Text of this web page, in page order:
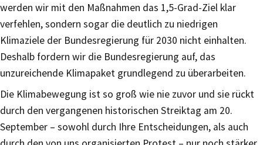
werden wir mit den Maßnahmen das 1,5-Grad-Ziel klar
verfehlen, sondern sogar die deutlich zu niedrigen
Klimaziele der Bundesregierung für 2030 nicht einhalten.
Deshalb fordern wir die Bundesregierung auf, das
unzureichende Klimapaket grundlegend zu überarbeiten.
Die Klimabewegung ist so groß wie nie zuvor und sie rückt
durch den vergangenen historischen Streiktag am 20.
September – sowohl durch Ihre Entscheidungen, als auch